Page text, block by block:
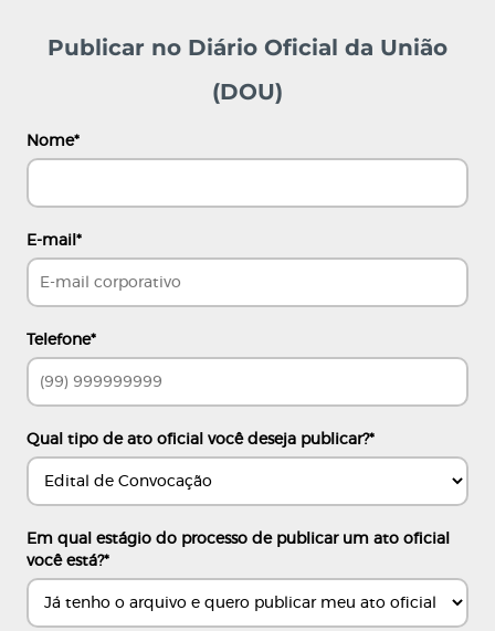
Publicar no Diário Oficial da União
(DOU)
Nome*
E-mail *
Telefone*
Qual tipo de ato oficial você deseja publicar?*
Em qual estágio do processo de publicar um ato oficial
você está?*